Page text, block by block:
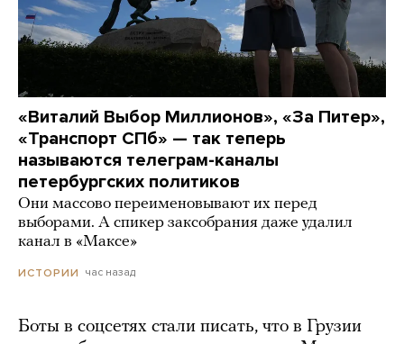
«Виталий Выбор Миллионов», «За Питер»,
«Транспорт СПб» — так теперь
называются телеграм-каналы
петербургских политиков
Они массово переименовывают их перед
выборами. А спикер заксобрания даже удалил
канал в «Максе»
ИСТОРИИ час назад
Боты в соцсетях стали писать, что в Грузии